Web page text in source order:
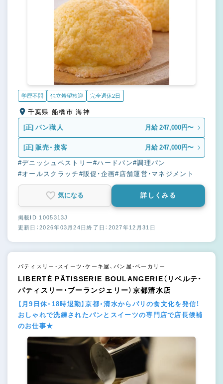
学歴不問 独立希望歓迎 完全週休2日
千葉県 船橋市 海神
[正] パン職人 月給 247,000円〜
[正] 販売・接客 月給 247,000円〜
#デニッシュペストリー#ハードパン#調理パン
#オールスクラッチ #販促・企画#店舗運営・マネジメント
気になる 詳しくみる
掲載ID 1005313J
更新日：2026年03月24日終了日：2027年12月31日
パティスリー・スイーツ・ケーキ屋、パン屋・ベーカリー
LIBERTÉ PÂTISSERIE BOULANGERIE（リベルテ・
パティスリー・ブーランジェリー）京都清水店
【月9日休・18時退勤】京都・清水からパリの食文化を発信！
おしゃれで洗練されたパンとスイーツの専門店で店長候補
のお仕事★